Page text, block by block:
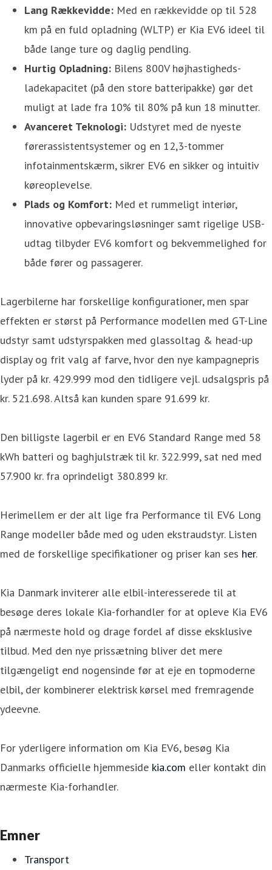
Lang Rækkevidde: Med en rækkevidde op til 528
km på en fuld opladning (WLTP) er Kia EV6 ideel til
både lange ture og daglig pendling.
Hurtig Opladning: Bilens 800V højhastigheds-
ladekapacitet (på den store batteripakke) gør det
muligt at lade fra 10% til 80% på kun 18 minutter.
Avanceret Teknologi: Udstyret med de nyeste
førerassistentsystemer og en 12,3-tommer
infotainmentskærm, sikrer EV6 en sikker og intuitiv
køreoplevelse.
Plads og Komfort: Med et rummeligt interiør,
innovative opbevaringsløsninger samt rigelige USB-
udtag tilbyder EV6 komfort og bekvemmelighed for
både fører og passagerer.
Lagerbilerne har forskellige konfigurationer, men spar
effekten er størst på Performance modellen med GT-Line
udstyr samt udstyrspakken med glassoltag & head-up
display og frit valg af farve, hvor den nye kampagnepris
lyder på kr. 429.999 mod den tidligere vejl. udsalgspris på
kr. 521.698. Altså kan kunden spare 91.699 kr.
Den billigste lagerbil er en EV6 Standard Range med 58
kWh batteri og baghjulstræk til kr. 322.999, sat ned med
57.900 kr. fra oprindeligt 380.899 kr.
Herimellem er der alt lige fra Performance til EV6 Long
Range modeller både med og uden ekstraudstyr. Listen
med de forskellige specifikationer og priser kan ses her.
Kia Danmark inviterer alle elbil-interesserede til at
besøge deres lokale Kia-forhandler for at opleve Kia EV6
på nærmeste hold og drage fordel af disse eksklusive
tilbud. Med den nye prissætning bliver det mere
tilgængeligt end nogensinde før at eje en topmoderne
elbil, der kombinerer elektrisk kørsel med fremragende
ydeevne.
For yderligere information om Kia EV6, besøg Kia
Danmarks officielle hjemmeside kia.com eller kontakt din
nærmeste Kia-forhandler.
Emner
Transport